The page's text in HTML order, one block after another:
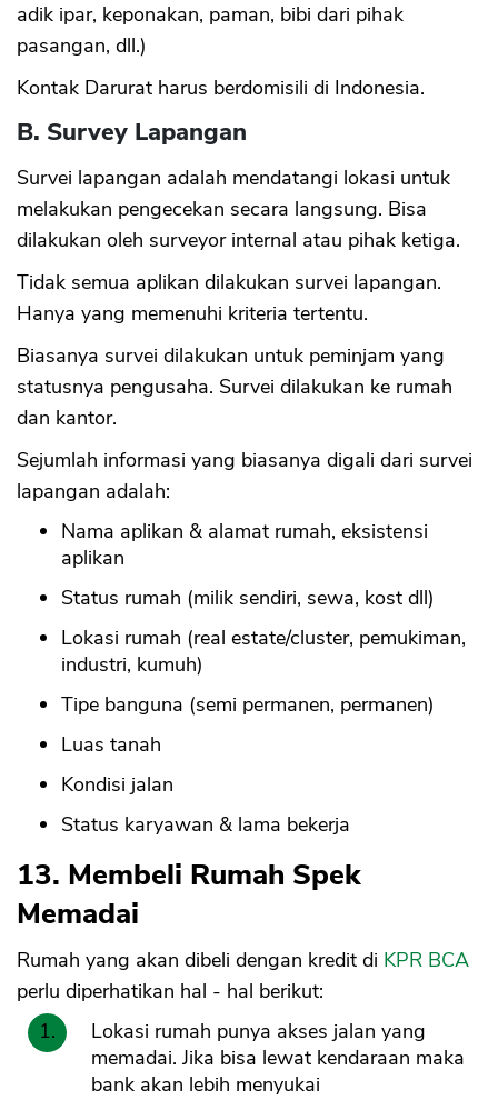
adik ipar, keponakan, paman, bibi dari pihak
pasangan, dll.)
Kontak Darurat harus berdomisili di Indonesia.
B. Survey Lapangan
Survei lapangan adalah mendatangi lokasi untuk
melakukan pengecekan secara langsung. Bisa
dilakukan oleh surveyor internal atau pihak ketiga.
Tidak semua aplikan dilakukan survei lapangan.
Hanya yang memenuhi kriteria tertentu.
Biasanya survei dilakukan untuk peminjam yang
statusnya pengusaha. Survei dilakukan ke rumah
dan kantor.
Sejumlah informasi yang biasanya digali dari survei
lapangan adalah:
Nama aplikan & alamat rumah, eksistensi
aplikan
Status rumah (milik sendiri, sewa, kost dll)
Lokasi rumah (real estate/cluster, pemukiman,
industri, kumuh)
Tipe banguna (semi permanen, permanen)
Luas tanah
Kondisi jalan
Status karyawan & lama bekerja
13. Membeli Rumah Spek
Memadai
Rumah yang akan dibeli dengan kredit di KPR BCA
perlu diperhatikan hal - hal berikut:
Lokasi rumah punya akses jalan yang
memadai. Jika bisa lewat kendaraan maka
bank akan lebih menyukai